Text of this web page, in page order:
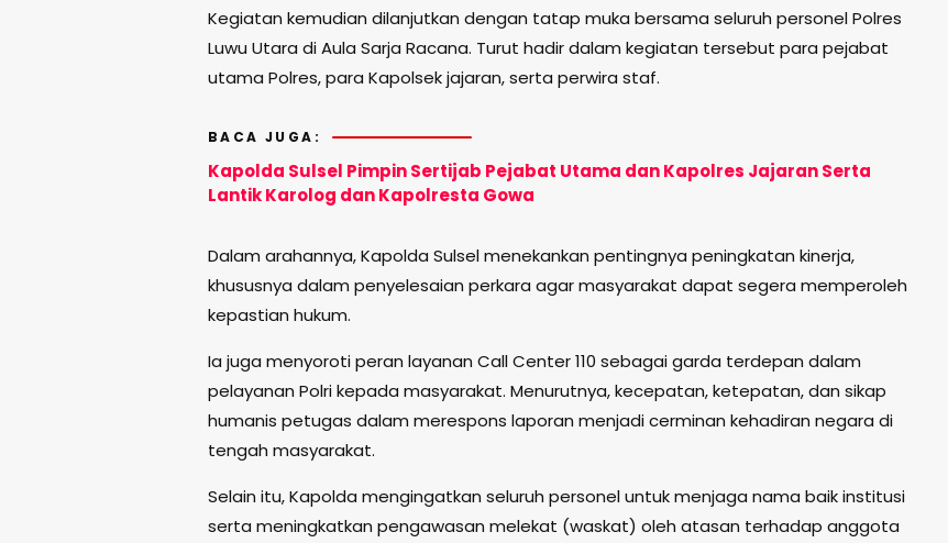
Kegiatan kemudian dilanjutkan dengan tatap muka bersama seluruh personel Polres
Luwu Utara di Aula Sarja Racana. Turut hadir dalam kegiatan tersebut para pejabat
utama Polres, para Kapolsek jajaran, serta perwira staf.
BACA JUGA:
Kapolda Sulsel Pimpin Sertijab Pejabat Utama dan Kapolres Jajaran Serta
Lantik Karolog dan Kapolresta Gowa
Dalam arahannya, Kapolda Sulsel menekankan pentingnya peningkatan kinerja,
khususnya dalam penyelesaian perkara agar masyarakat dapat segera memperoleh
kepastian hukum.
Ia juga menyoroti peran layanan Call Center 110 sebagai garda terdepan dalam
pelayanan Polri kepada masyarakat. Menurutnya, kecepatan, ketepatan, dan sikap
humanis petugas dalam merespons laporan menjadi cerminan kehadiran negara di
tengah masyarakat.
Selain itu, Kapolda mengingatkan seluruh personel untuk menjaga nama baik institusi
serta meningkatkan pengawasan melekat (waskat) oleh atasan terhadap anggota